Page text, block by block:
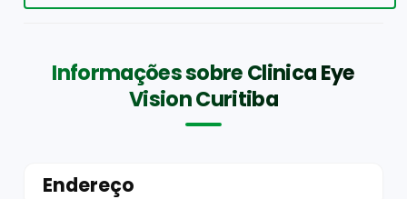
Informações sobre Clinica Eye
Vision Curitiba
Endereço